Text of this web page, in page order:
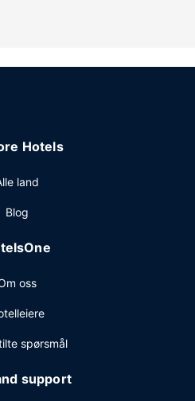
tjenester.
et forretningssenter og
Hotels
land
Blog
oss
spørsmål
support